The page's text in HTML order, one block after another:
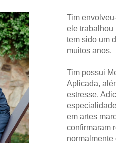
Tim
ele trabalhou
tem sido um
muitos anos.
Tim possui
Aplicada,
estresse.
em artes
confirmaram
normalmente